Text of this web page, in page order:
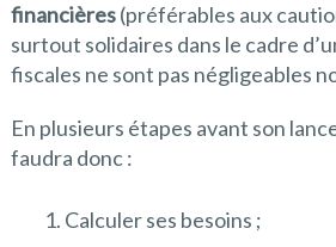
financières(préférables aux
surtout solidaires dans le cadre
fiscales ne sont pas négligeables
En plusieurs étapes avant son
faudra donc :
Calculer ses besoins ;